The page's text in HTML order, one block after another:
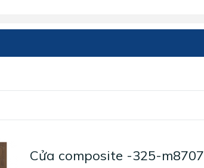
Cửa composite -325-m8707